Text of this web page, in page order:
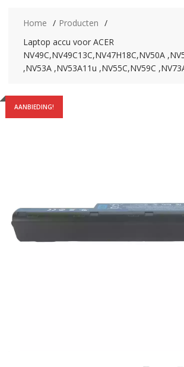
Home
Producten
Laptop accu voor ACER
NV49C,NV49C13C,NV47H18C,NV50A
,NV53A ,NV53A11u ,NV55C,NV59C
AANBIEDING!